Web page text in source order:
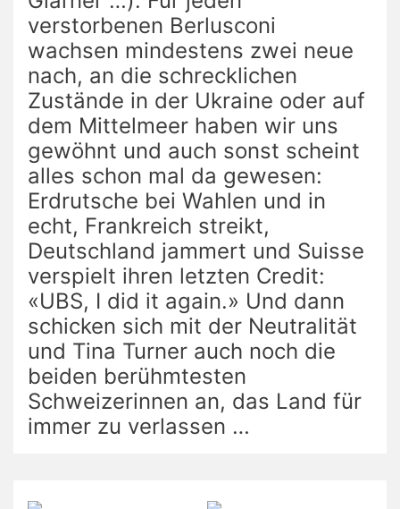
verstorbenen Berlusconi
wachsen mindestens zwei neue
nach, an die schrecklichen
Zustände in der Ukraine oder auf
dem Mittelmeer haben wir uns
gewöhnt und auch sonst scheint
alles schon mal da gewesen:
Erdrutsche bei Wahlen und in
echt, Frankreich streikt,
Deutschland jammert und Suisse
verspielt ihren letzten Credit:
«UBS, I did it again.» Und dann
schicken sich mit der Neutralität
und Tina Turner auch noch die
beiden berühmtesten
Schweizerinnen an, das Land für
immer zu verlassen …